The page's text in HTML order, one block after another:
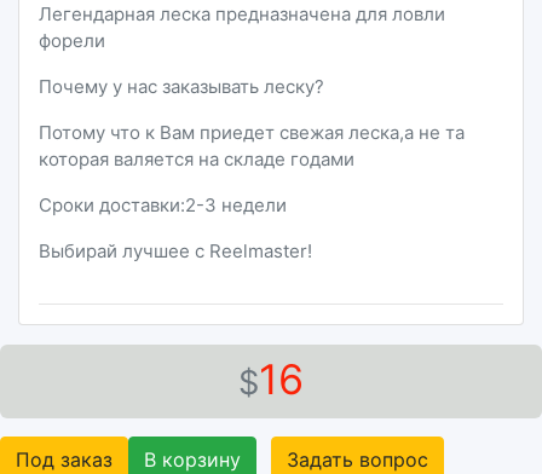
$16
Под заказ В корзину Задать вопрос
Легендарная леска предназначена для ловли
форели
Почему у нас заказывать леску?
Потому что к Вам приедет свежая леска,а не та
которая валяется на складе годами
Сроки доставки:2-3 недели
Выбирай лучшее с Reelmaster!